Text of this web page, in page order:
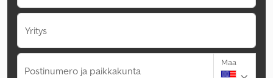
Yritys
Postinumero ja paikkakunta
Maa